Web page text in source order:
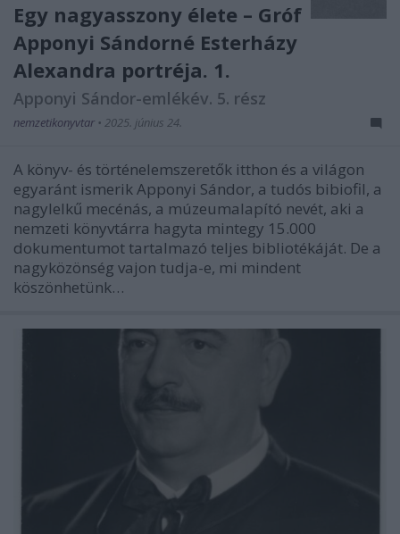
Egy nagyasszony élete – Gróf
Apponyi Sándorné Esterházy
Alexandra portréja. 1.
Apponyi Sándor-emlékév. 5. rész
nemzetikonyvtar • 2025. június 24.
A könyv- és történelemszeretők itthon és a világon
egyaránt ismerik Apponyi Sándor, a tudós bibiofil, a
nagylelkű mecénás, a múzeumalapító nevét, aki a
nemzeti könyvtárra hagyta mintegy 15.000
dokumentumot tartalmazó teljes bibliotékáját. De a
nagyközönség vajon tudja-e, mi mindent
köszönhetünk…